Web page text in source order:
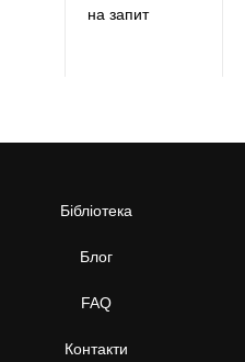
на запит
Бібліотека
Блог
FAQ
Контакти